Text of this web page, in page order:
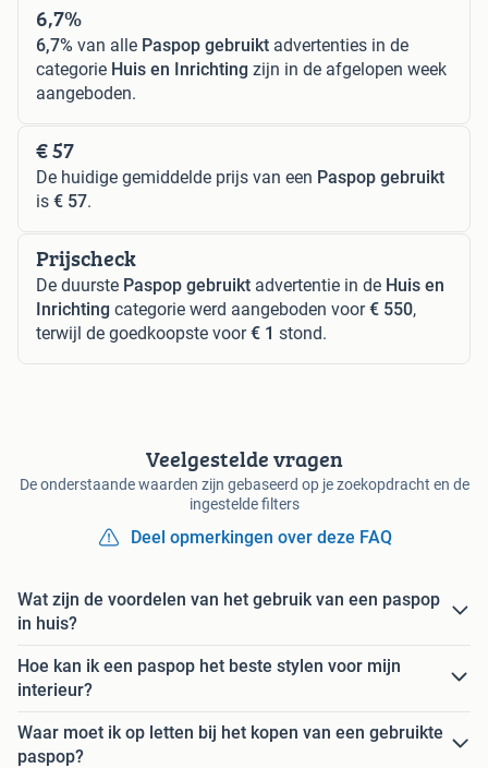
6,7%
6,7% van alle Paspop gebruikt advertenties in de
categorie Huis en Inrichting zijn in de afgelopen week
aangeboden.
€ 57
De huidige gemiddelde prijs van een Paspop gebruikt
is € 57.
Prijscheck
De duurste Paspop gebruikt advertentie in de Huis en
Inrichting categorie werd aangeboden voor€ 550,
terwijl de goedkoopste voor€ 1 stond.
Veelgestelde vragen
De onderstaande waarden zijn gebaseerd op je zoekopdracht en de
ingestelde filters
Deel opmerkingen over deze FAQ
Wat zijn de voordelen van het gebruik van een paspop
in huis?
Hoe kan ik een paspop het beste stylen voor mijn
interieur?
Waar moet ik op letten bij het kopen van een gebruikte
paspop?